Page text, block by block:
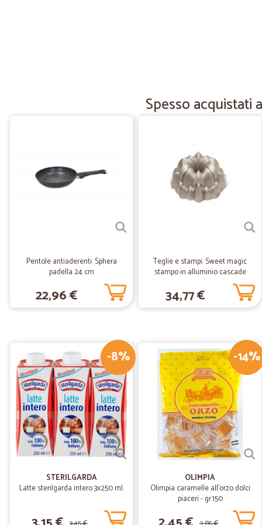
Spesso acquistati
Pentole antiaderenti: Sphera
padella 24 cm
22,96 €
Teglie e stampi: Sweet magic
stampo in alluminio cascade
34,77 €
-8%
STERILGARDA
Latte sterilgarda intero 3x250 ml.
-14%
OLIMPIA
Olimpia caramelle all'orzo dolci
piaceri - gr.150